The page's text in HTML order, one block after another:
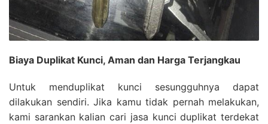
Biaya Duplikat Kunci, Aman dan Harga Terjangkau
Untuk menduplikat kunci sesungguhnya dapat
dilakukan sendiri. Jika kamu tidak pernah melakukan,
kami sarankan kalian cari jasa kunci duplikat terdekat